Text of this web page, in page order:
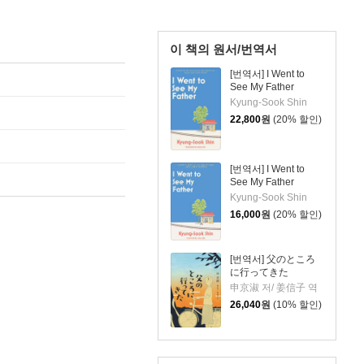
이 책의 원서/번역서
[번역서] I Went to
See My Father
Kyung-Sook Shin
22,800원 (20% 할인)
[번역서] I Went to
See My Father
Kyung-Sook Shin
16,000원 (20% 할인)
[번역서] 父のところ
に行ってきた
申京淑 저/ 姜信子 역
26,040원 (10% 할인)